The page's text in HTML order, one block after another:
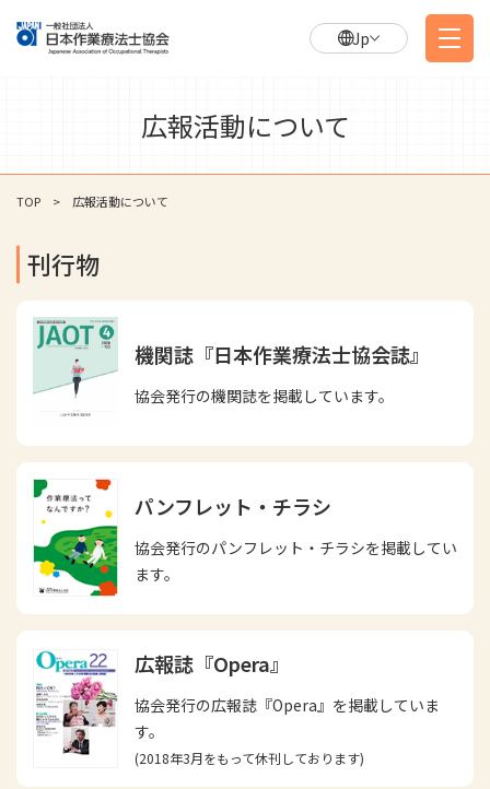
Jp
広報活動について
TOP 広報活動について
刊行物
機関誌『日本作業療法士協会誌』
協会発行の機関誌を掲載しています。
パンフレット・チラシ
協会発行のパンフレット・チラシを掲載してい
ます。
広報誌『Opera』
協会発行の広報誌『Opera』を掲載していま
す。
(2018年3月をもって休刊しております)